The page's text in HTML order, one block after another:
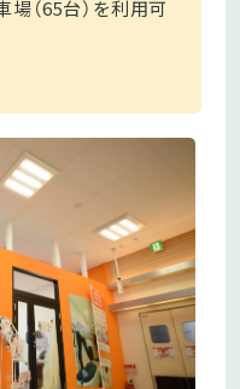
（65台）を利用可